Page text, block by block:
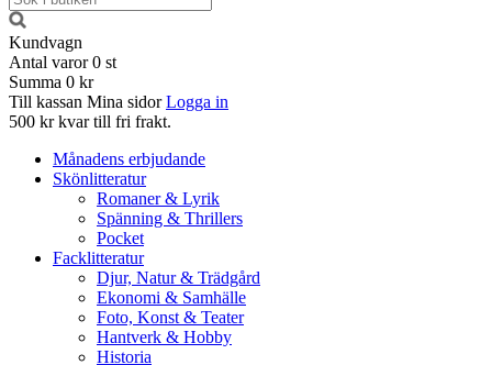
Kundvagn
Antal varor 0 st
Summa 0 kr
Till kassan Mina sidor Logga in
500 kr kvar till fri frakt.
Månadens erbjudande
Skönlitteratur
Romaner & Lyrik
Spänning & Thrillers
Pocket
Facklitteratur
Djur, Natur & Trädgård
Ekonomi & Samhälle
Foto, Konst & Teater
Hantverk & Hobby
Historia